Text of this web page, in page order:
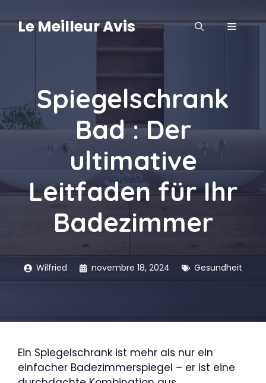
au
contenu
Le Meilleur Avis MENU
Spiegelschrank
Bad : Der
ultimative
Leitfaden für Ihr
Badezimmer
Wilfried novembre 18, 2024 Gesundheit
Ein Spiegelschrank ist mehr als nur ein
einfacher Badezimmerspiegel – er ist eine